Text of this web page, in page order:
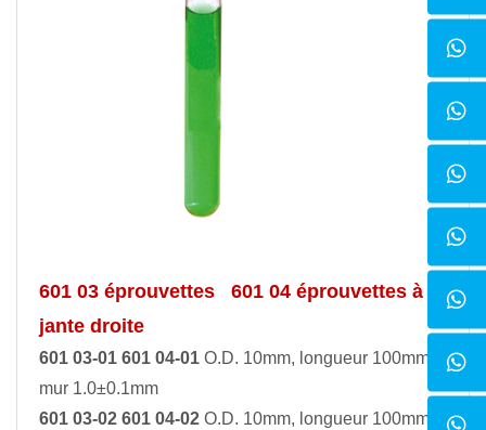
601 03 éprouvettes 601 04 éprouvettes à
jante droite
601 03-01 601 04-01 O.D. 10mm, longueur 100mm,
mur 1.0±0.1mm
601 03-02 601 04-02 O.D. 10mm, longueur 100mm,